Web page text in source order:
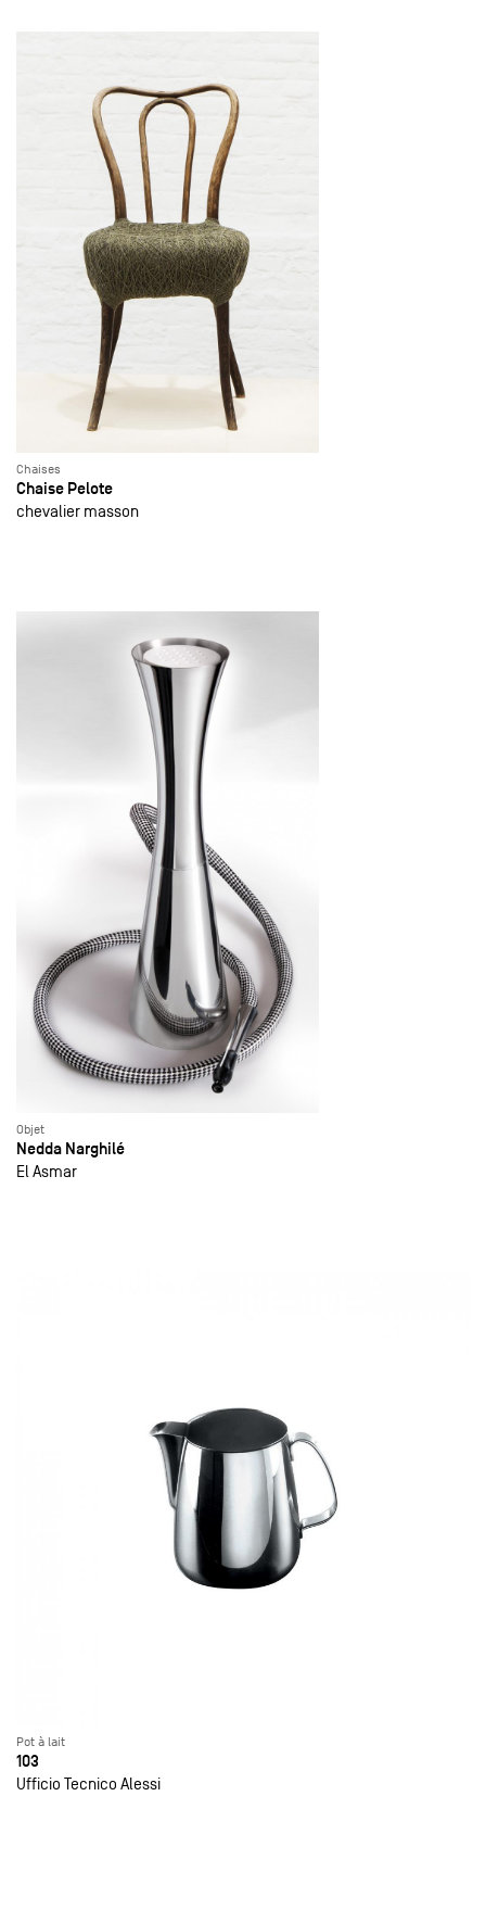
Chaises
Chaise Pelote
chevalier masson
Objet
Nedda Narghilé
El Asmar
Pot à lait
103
Ufficio Tecnico Alessi